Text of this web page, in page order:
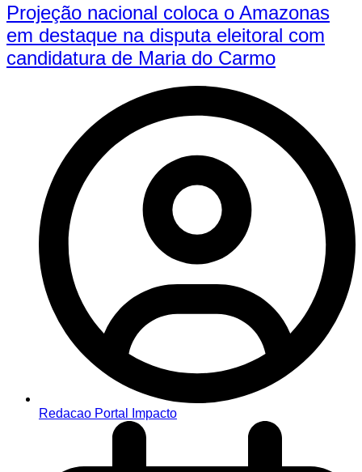
Projeção nacional coloca o Amazonas
em destaque na disputa eleitoral com
candidatura de Maria do Carmo
Redacao Portal Impacto